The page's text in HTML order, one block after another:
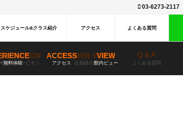
03-6273-2117
スケジュール&クラス紹介 アクセス よくある質問
CHAMPION
世界チャンピオン
MEMBER VOICE
会員様の声
Q＆A
よくある質問
無料体験
ACCESS
アクセス
VIEW
館内ビュー